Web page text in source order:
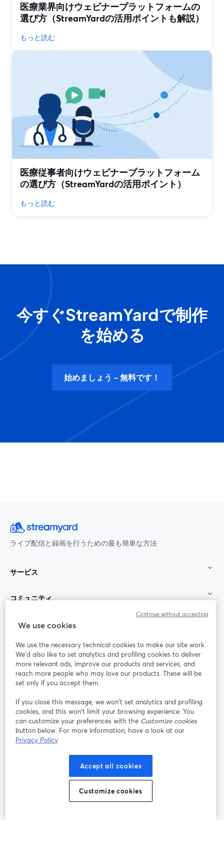
医療業界向けウェビナープラットフォームの
選び方（StreamYardの活用ポイントも解説）
もっと読む
医療従事者向けウェビナープラットフォーム
の選び方（StreamYardの活用ポイント）
もっと読む
今すぐStreamYardで制作
を始める
始めましょう - 無料です！
ライブ配信と録画を行うための最も簡単な方法
サービス
コミュニティ
StreamYard：
参加する
ライ
ンセ
ミナ
ー
Facebook
新しいタブで開く(Twitter)
YouTube
Instagram
新しいタブで開く
LinkedIn
新しいタブで開く
新しいタブで開く
プラットフォーム利用規約
個人情報保護方針 クッキーポリシー
We use cookies
We use the necessary technical cookies to make our site work.
We'd also like to set analytics and profiling cookies to deliver
more relevant ads, improve our products and services, and
reach more people who may love our products. These will be
set only if you accept them.
If you close this message, we won’t set analytics and profiling
cookies, and this won’t limit your browsing experience. You
can customize your preferences with the Customize cookies
button below. For more information, have a look at our
Privacy Policy
Accept all cookies
Customize cookies
Continue without accepting